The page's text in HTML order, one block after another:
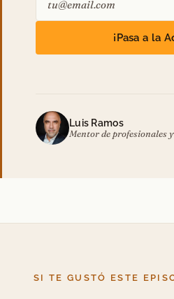
¡Pasa a la
Luis Ramos
Mentor de profesionales
SI TE GUSTÓ ESTE